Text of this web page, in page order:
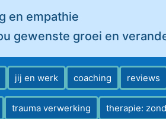
en empathie
gewenste groei en
jij en werk coaching reviews
trauma verwerking therapie: